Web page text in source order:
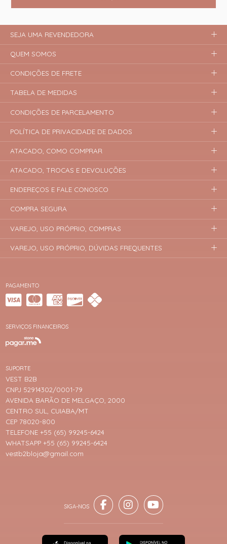
PAGAMENTO
SERVIÇOS FINANCEIROS
SUPORTE
VEST B2B
CNPJ 52914302/0001-79
AVENIDA BARÃO DE MELGAÇO, 2000
CENTRO SUL, CUIABA/MT
CEP 78020-800
TELEFONE +55 (65) 99245-6424
WHATSAPP +55 (65) 99245-6424
vestb2bloja@gmail.com
SEJA UMA REVENDEDORA
QUEM SOMOS
CONDIÇÕES DE FRETE
TABELA DE MEDIDAS
CONDIÇÕES DE PARCELAMENTO
POLÍTICA DE PRIVACIDADE DE DADOS
ATACADO, COMO COMPRAR
ATACADO, TROCAS E DEVOLUÇÕES
ENDEREÇOS E FALE CONOSCO
COMPRA SEGURA
VAREJO, USO PRÓPRIO, COMPRAS
VAREJO, USO PRÓPRIO, DÚVIDAS FREQUENTES